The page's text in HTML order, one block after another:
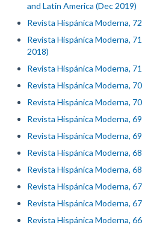
and Latin America (Dec 2019)
Revista Hispánica Moderna,
Revista Hispánica Moderna,
2018)
Revista Hispánica Moderna,
Revista Hispánica Moderna,
Revista Hispánica Moderna,
Revista Hispánica Moderna,
Revista Hispánica Moderna,
Revista Hispánica Moderna,
Revista Hispánica Moderna,
Revista Hispánica Moderna,
Revista Hispánica Moderna,
Revista Hispánica Moderna,